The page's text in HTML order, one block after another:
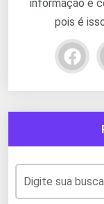
informação e
pois é